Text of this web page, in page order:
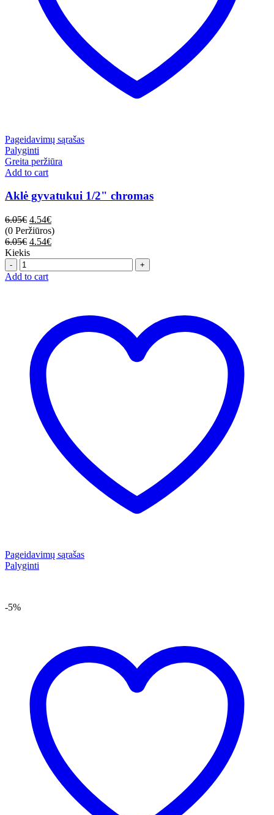
Pageidavimų sąrašas
Palyginti
Greita peržiūra
Add to cart
Aklė gyvatukui 1/2" chromas
6.05€ 4.54€
(0 Peržiūros)
6.05€ 4.54€
Kiekis
Quantity
Add to cart
Pageidavimų sąrašas
Palyginti
-5%